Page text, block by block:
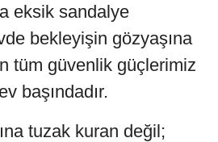
eksik sandalye
bekleyişin gözyaşına
tüm güvenlik güçlerimiz
başındadır.
tuzak kuran değil;